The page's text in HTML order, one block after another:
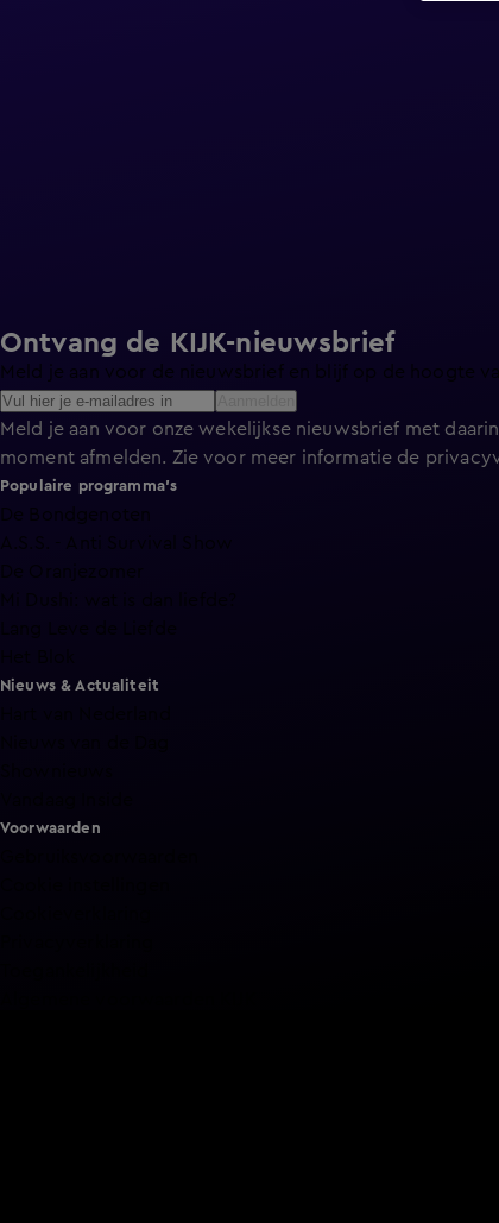
Ontvang de KIJK-nieuwsbrief
Meld je aan voor de nieuwsbrief en blijf op de hoogte
Meld je aan voor onze wekelijkse nieuwsbrief met
moment afmelden. Zie voor meer informatie de
Populaire programma's
De Bondgenoten
Nieuws & Actualiteit
Voorwaarden